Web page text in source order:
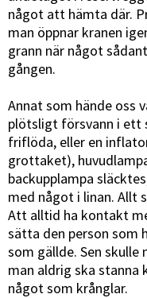
något att hämta där.
man öppnar kranen
grann när något
gången.
Annat som hände oss
plötsligt försvann i ett
friflöda, eller en
grottaket),
backupplampa
med något i linan. Allt
Att alltid ha kontakt
sätta den person som
som gällde. Sen
man aldrig ska stanna
något som krånglar.